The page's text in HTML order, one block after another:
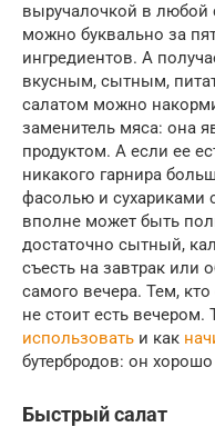
выручалочкой в любой
можно буквально за
ингредиентов. А
вкусным, сытным,
салатом можно
заменитель мяса: она
продуктом. А если ее
никакого гарнира
фасолью и сухариками
вполне может быть
достаточно сытный,
съесть на завтрак или
самого вечера. Тем,
не стоит есть вечером.
использовать и как
бутербродов: он
Быстрый салат